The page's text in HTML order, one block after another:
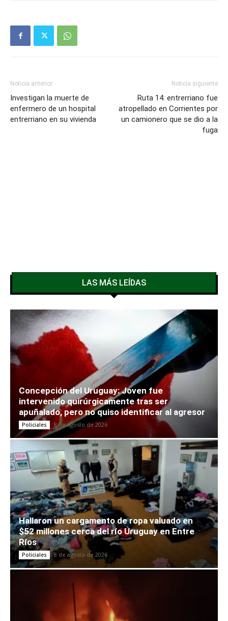
Noticia anterior
Investigan la muerte de
enfermero de un hospital
entrerriano en su vivienda
Noticia siguiente
Ruta 14: entrerriano fue
atropellado en Corrientes por
un camionero que se dio a la
fuga
LAS MÁS LEÍDAS
Concepción del Uruguay: Joven fue
intervenido quirúrgicamente tras ser
apuñalado, pero no quiso identificar al agresor
Policiales 8 de agosto de 2026
Hallaron un cargamento de ropa valuado en
$52 millones cerca del río Uruguay en Entre
Ríos
Policiales 8 de agosto de 2026